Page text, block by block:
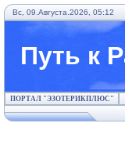
Вс, 09.Августа.2026, 05:12
Путь к
ПОРТАЛ "ЭЗОТЕРИКПЛЮС"